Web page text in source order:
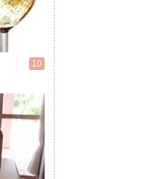
10